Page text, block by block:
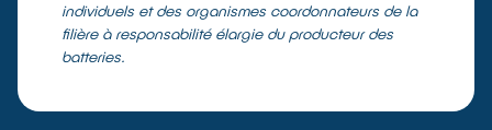
individuels et des organismes coordonnateurs de la
filière à responsabilité élargie du producteur des
batteries.